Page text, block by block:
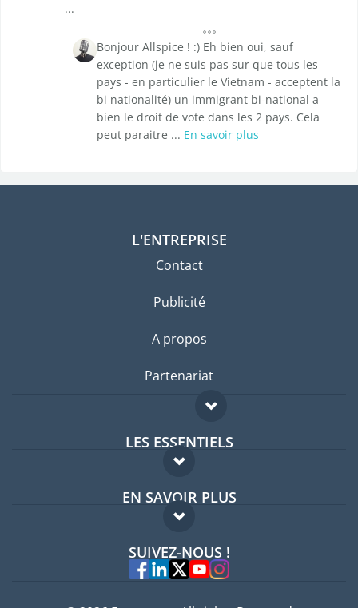
...
Bonjour Allspice ! :) Eh bien oui, sauf
exception (je ne suis pas sur que tous les
pays - en particulier le Vietnam - acceptent la
bi nationalité) un immigrant bi-national a
bien le droit de vote dans les 2 pays. Cela
peut paraitre ... En savoir plus
L'ENTREPRISE
Contact
Publicité
A propos
Partenariat
LES ESSENTIELS
Forum expatriés
Guides pays
EN SAVOIR PLUS
FAQ
Experts
SUIVEZ-NOUS !